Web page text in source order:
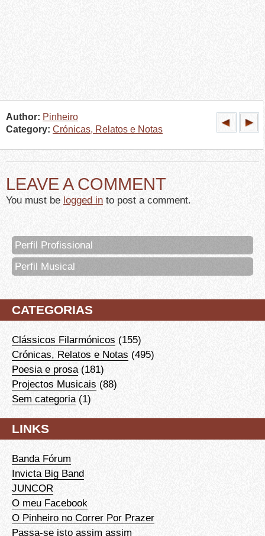
Author: Pinheiro
Category: Crónicas, Relatos e Notas
LEAVE A COMMENT
You must be logged in to post a comment.
Perfil Profissional
Perfil Musical
CATEGORIAS
Clássicos Filarmónicos (155)
Crónicas, Relatos e Notas (495)
Poesia e prosa(181)
Projectos Musicais (88)
Sem categoria(1)
LINKS
Banda Fórum
Invicta Big Band
JUNCOR
O meu Facebook
O Pinheiro no Correr Por Prazer
Passa-se isto assim assim